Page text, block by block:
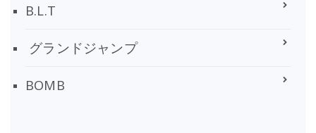
B.L.T
グランドジャンプ
BOMB